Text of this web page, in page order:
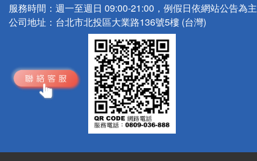
服務時間： 週一至週日 09:00-21:00，例假日依網站公告為主
公司地址： 台北市北投區大業路136號5樓 (台灣)